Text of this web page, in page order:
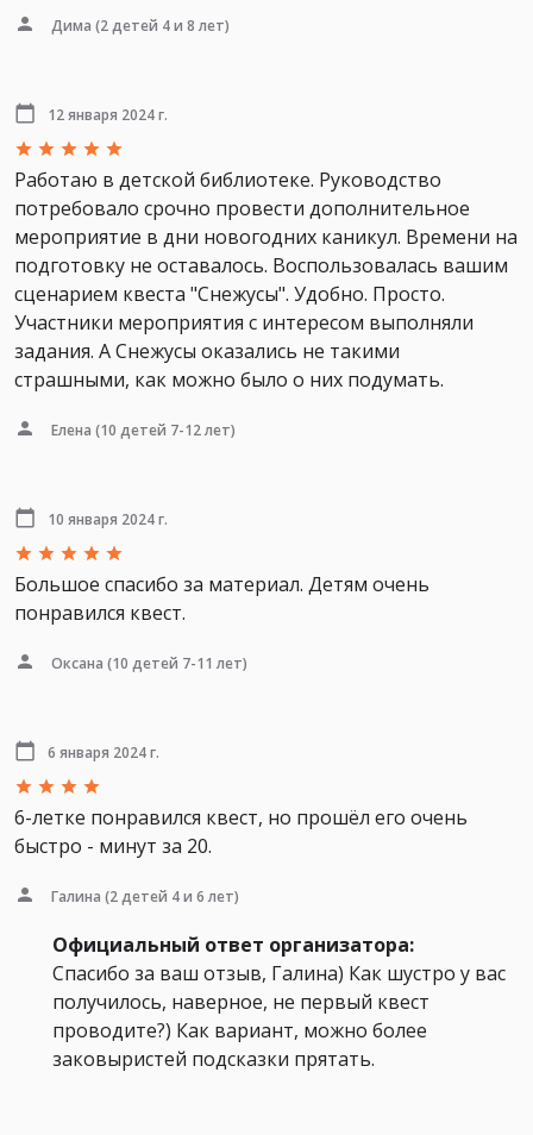
Дима (2 детей 4 и 8 лет)
12 января 2024 г.
Работаю в детской библиотеке. Руководство
потребовало срочно провести дополнительное
мероприятие в дни новогодних каникул. Времени на
подготовку не оставалось. Воспользовалась вашим
сценарием квеста "Снежусы". Удобно. Просто.
Участники мероприятия с интересом выполняли
задания. А Снежусы оказались не такими
страшными, как можно было о них подумать.
Елена (10 детей 7-12 лет)
10 января 2024 г.
Большое спасибо за материал. Детям очень
понравился квест.
Оксана (10 детей 7-11 лет)
6 января 2024 г.
6-летке понравился квест, но прошёл его очень
быстро - минут за 20.
Галина (2 детей 4 и 6 лет)
Официальный ответ организатора:
Спасибо за ваш отзыв, Галина) Как шустро у вас
получилось, наверное, не первый квест
проводите?) Как вариант, можно более
заковыристей подсказки прятать.